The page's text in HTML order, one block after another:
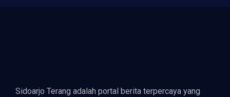
Sidoarjo Terang adalah portal berita terpercaya yang